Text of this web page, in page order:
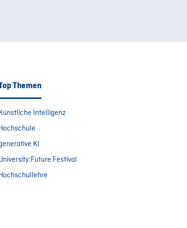
Themen
Intelligenz
KI
Festival